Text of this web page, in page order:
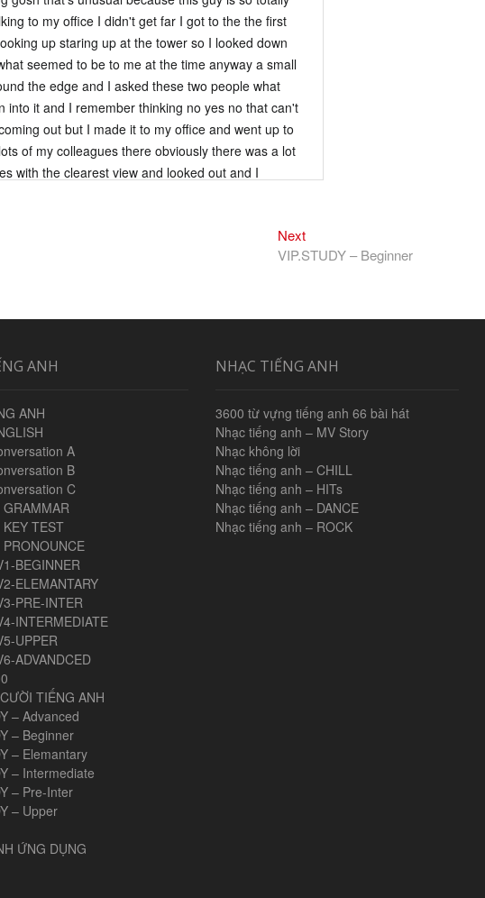
NextNext
post:
VIP.STUDY – Beginner
ANH
ANH
A
B
C
GRAMMAR
TEST
BEGINNER
ELEMANTARY
PRE-INTER
INTERMEDIATE
UPPER
ADVANDCED
TIẾNG ANH
– Advanced
– Beginner
– Elemantary
– Intermediate
– Pre-Inter
– Upper
ỨNG DỤNG
NHẠC TIẾNG ANH
3600 từ vựng tiếng anh 66 bài hát
Nhạc tiếng anh – MV Story
Nhạc không lời
Nhạc tiếng anh – CHILL
Nhạc tiếng anh – HITs
Nhạc tiếng anh – DANCE
Nhạc tiếng anh – ROCK